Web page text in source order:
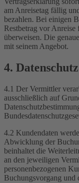
am Anreisetag fällig
bezahlen. Bei einigen
Restbetrag vor
überweisen. Die
mit seinem Angebot.
4. Datenschutz
4.1 Der Vermittler
ausschließlich auf
4.2 Kundendaten
Abwicklung der
beinhaltet die
an den jeweiligen
personenbezogenen
Buchungsvorgang und